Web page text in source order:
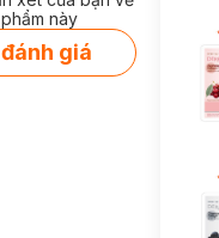
này
giá